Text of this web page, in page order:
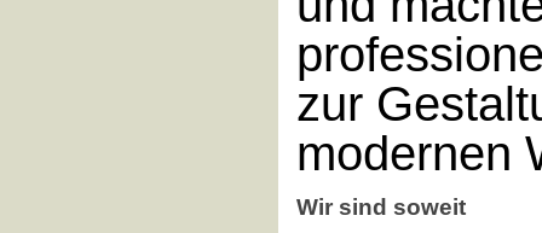
zur
modernen
Wir sind soweit